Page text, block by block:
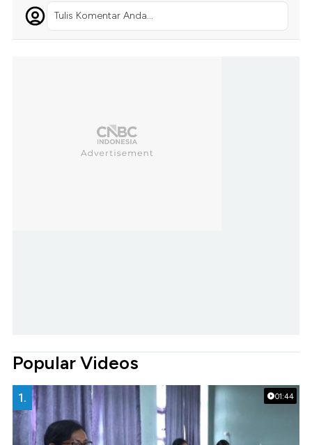
Tulis Komentar Anda...
Popular Videos
01:44
1.